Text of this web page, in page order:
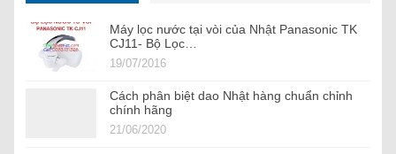
Máy lọc nước tại vòi của Nhật Panasonic TK
CJ11- Bộ Lọc…
19/07/2016
Cách phân biệt dao Nhật hàng chuẩn chỉnh
chính hãng
21/06/2020